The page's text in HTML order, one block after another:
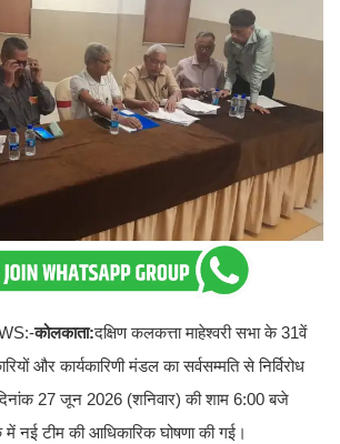
कोलकाता:दक्षिण कलकत्ता माहेश्वरी सभा के 31वें
और कार्यकारिणी मंडल का सर्वसम्मति से निर्विरोध
27 जून 2026 (शनिवार) की शाम 6:00 बजे
नई टीम की आधिकारिक घोषणा की गई।